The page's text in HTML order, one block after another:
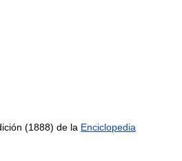
(1888) de la Enciclopedia